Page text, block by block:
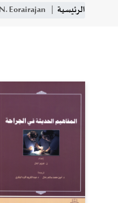
مسار التنقل
الرئيسية